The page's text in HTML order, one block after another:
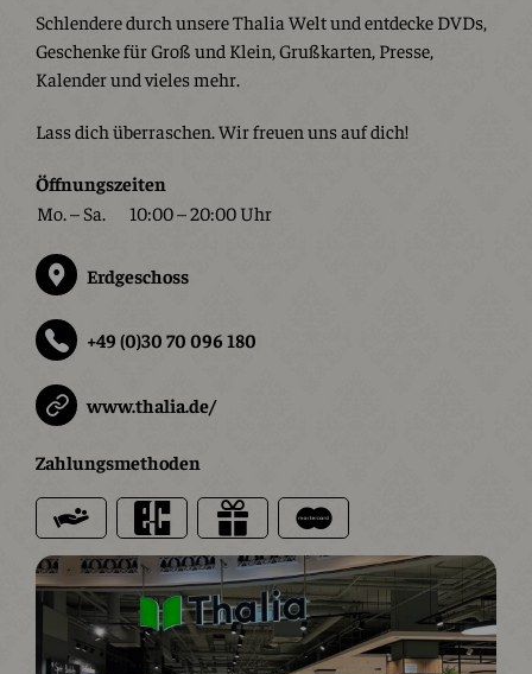
Schlendere durch unsere Thalia Welt und entdecke DVDs,
Geschenke für Groß und Klein, Grußkarten, Presse,
Kalender und vieles mehr.
Lass dich überraschen. Wir freuen uns auf dich!
Öffnungszeiten
Mo. – Sa.
10:00 – 20:00 Uhr
Erdgeschoss
+49 (0)30 70 096 180
www.thalia.de/
Zahlungsmethoden